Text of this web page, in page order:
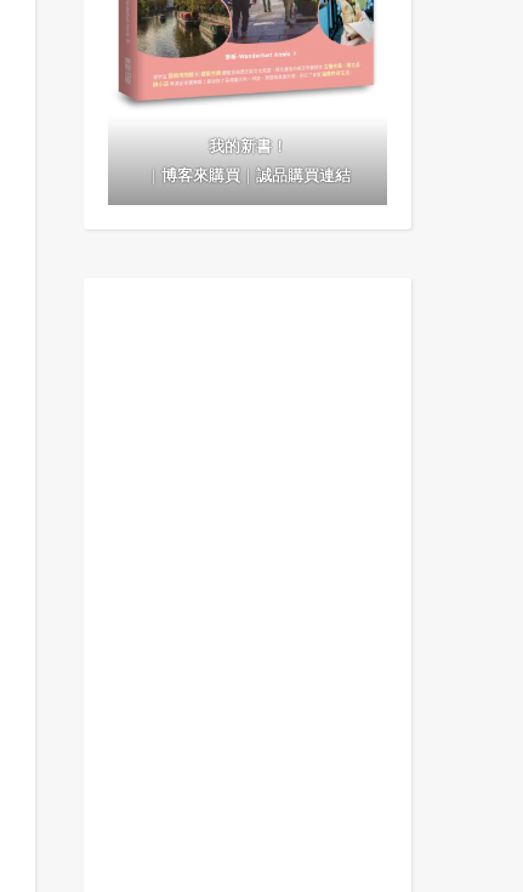
我的新書！
｜博客來購買｜誠品購買連結